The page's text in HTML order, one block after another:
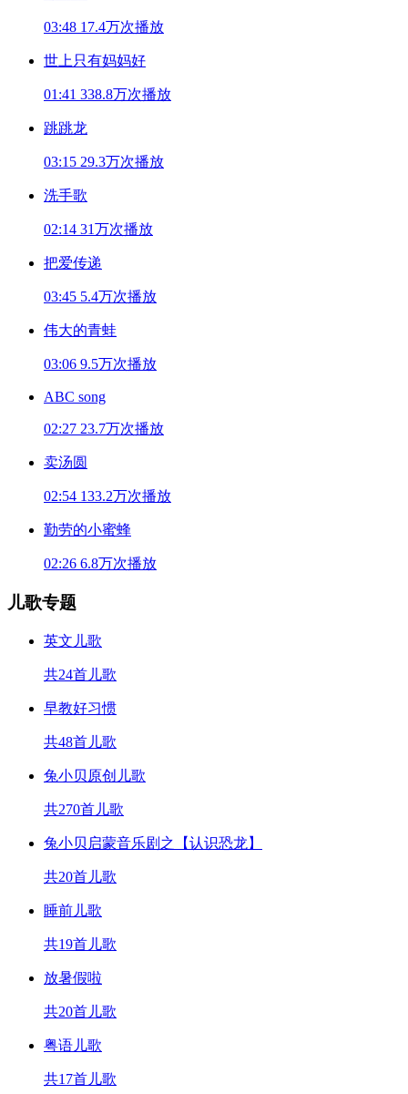
03:48 17.4万次播放
世上只有妈妈好
01:41 338.8万次播放
跳跳龙
03:15 29.3万次播放
洗手歌
02:14 31万次播放
把爱传递
03:45 5.4万次播放
伟大的青蛙
03:06 9.5万次播放
ABC song
02:27 23.7万次播放
卖汤圆
02:54 133.2万次播放
勤劳的小蜜蜂
02:26 6.8万次播放
儿歌专题
英文儿歌
共24首儿歌
早教好习惯
共48首儿歌
兔小贝原创儿歌
共270首儿歌
兔小贝启蒙音乐剧之【认识恐龙】
共20首儿歌
睡前儿歌
共19首儿歌
放暑假啦
共20首儿歌
粤语儿歌
共17首儿歌